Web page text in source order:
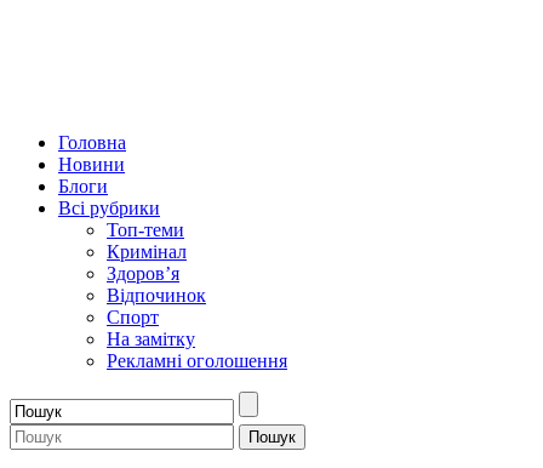
Головна
Новини
Блоги
Всі рубрики
Топ-теми
Кримінал
Здоров’я
Відпочинок
Спорт
На замітку
Рекламні оголошення